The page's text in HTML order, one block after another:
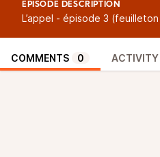
EPISODE DESCRIPTION
L’appel - épisode 3
COMMENTS 0 ACTIVITY